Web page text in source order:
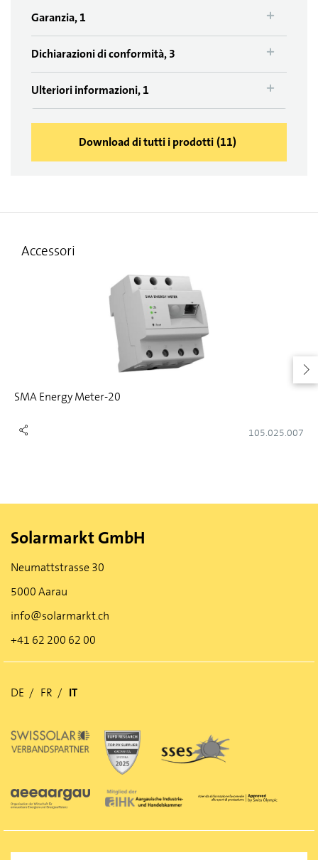
Garanzia, 1
Dichiarazioni di conformità, 3
Ulteriori informazioni, 1
Download di tutti i prodotti(11)
Accessori
SMA Energy Meter-20
105.025.007
Solarmarkt GmbH
Neumattstrasse 30
5000 Aarau
info@solarmarkt.ch
+41 62 200 62 00
DE FR IT